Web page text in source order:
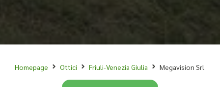
Homepage Ottici Friuli-Venezia Giulia Megavision Srl